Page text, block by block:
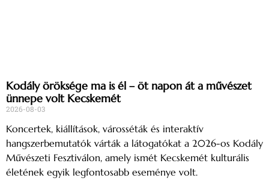
Kodály öröksége ma is él – öt napon át a művészet
ünnepe volt Kecskemét
2026-08-03
Koncertek, kiállítások, városséták és interaktív
hangszerbemutatók várták a látogatókat a 2026-os Kodály
Művészeti Fesztiválon, amely ismét Kecskemét kulturális
életének egyik legfontosabb eseménye volt.